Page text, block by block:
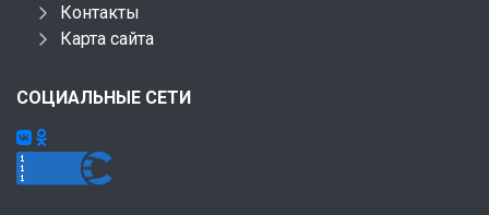
Контакты
Карта сайта
СОЦИАЛЬНЫЕ СЕТИ